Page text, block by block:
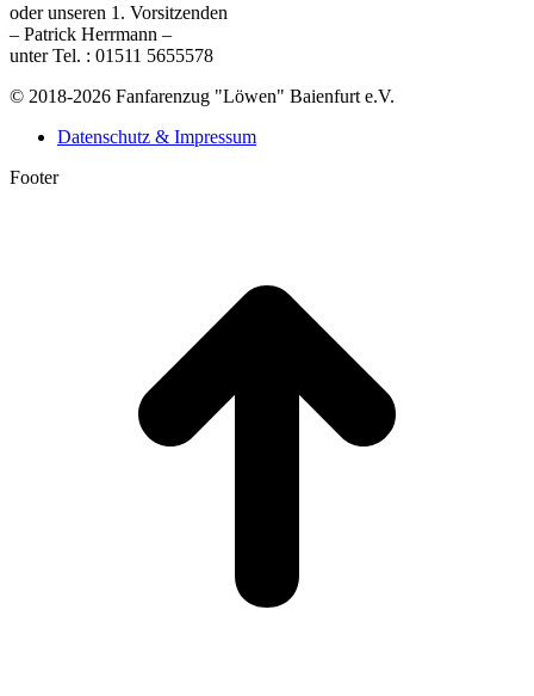
oder unseren 1. Vorsitzenden
– Patrick Herrmann –
unter Tel. : 01511 5655578
© 2018-2026 Fanfarenzug "Löwen" Baienfurt e.V.
Datenschutz & Impressum
Footer